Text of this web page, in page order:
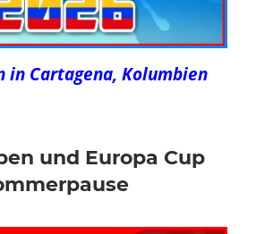
in Cartagena, Kolumbien
und Europa Cup